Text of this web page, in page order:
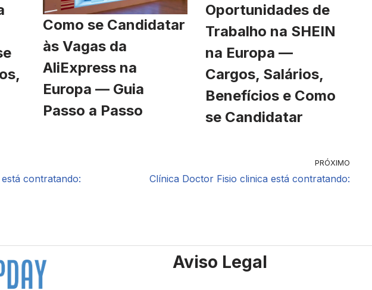
Como se Candidatar
às Vagas da
AliExpress na
Europa — Guia
Passo a Passo
Oportunidades de
Trabalho na SHEIN
na Europa —
Cargos, Salários,
Benefícios e Como
se Candidatar
contratando:
PRÓXIMO
Clínica Doctor Fisio clinica está contratando:
Aviso Legal